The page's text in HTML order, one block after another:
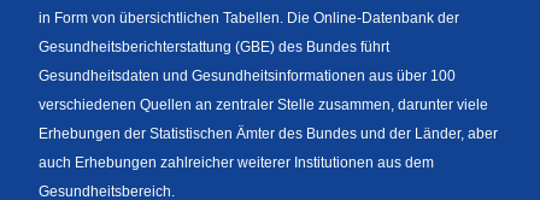
Fußzeile
in Form von übersichtlichen Tabellen. Die Online-Datenbank der
Gesundheitsberichterstattung (GBE) des Bundes führt
Gesundheitsdaten und Gesundheitsinformationen aus über 100
verschiedenen Quellen an zentraler Stelle zusammen, darunter viele
Erhebungen der Statistischen Ämter des Bundes und der Länder, aber
auch Erhebungen zahlreicher weiterer Institutionen aus dem
Gesundheitsbereich.